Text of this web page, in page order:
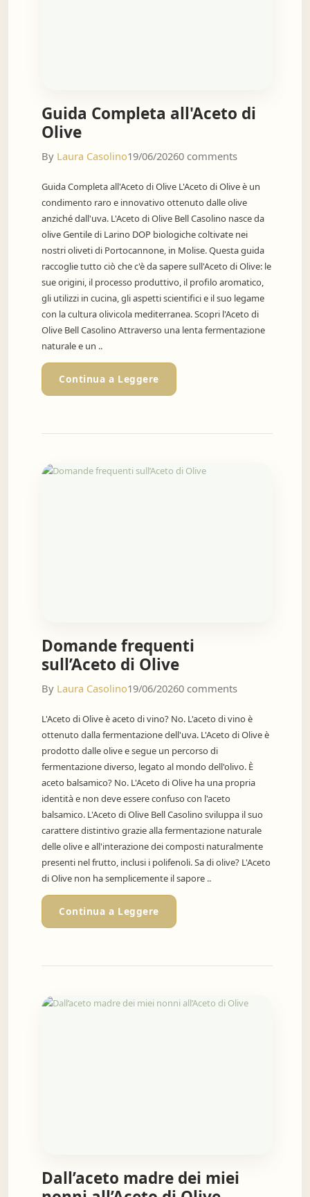
Guida Completa all'Aceto di
Olive
By Laura Casolino19/06/20260 comments
Guida Completa all'Aceto di Olive L'Aceto di Olive è un
condimento raro e innovativo ottenuto dalle olive
anziché dall'uva. L'Aceto di Olive Bell Casolino nasce da
olive Gentile di Larino DOP biologiche coltivate nei
nostri oliveti di Portocannone, in Molise. Questa guida
raccoglie tutto ciò che c'è da sapere sull'Aceto di Olive: le
sue origini, il processo produttivo, il profilo aromatico,
gli utilizzi in cucina, gli aspetti scientifici e il suo legame
con la cultura olivicola mediterranea. Scopri l'Aceto di
Olive Bell Casolino Attraverso una lenta fermentazione
naturale e un ..
Continua a Leggere
Domande frequenti
sull’Aceto di Olive
By Laura Casolino19/06/20260 comments
L'Aceto di Olive è aceto di vino? No. L'aceto di vino è
ottenuto dalla fermentazione dell'uva. L'Aceto di Olive è
prodotto dalle olive e segue un percorso di
fermentazione diverso, legato al mondo dell'olivo. È
aceto balsamico? No. L'Aceto di Olive ha una propria
identità e non deve essere confuso con l'aceto
balsamico. L'Aceto di Olive Bell Casolino sviluppa il suo
carattere distintivo grazie alla fermentazione naturale
delle olive e all'interazione dei composti naturalmente
presenti nel frutto, inclusi i polifenoli. Sa di olive? L'Aceto
di Olive non ha semplicemente il sapore ..
Continua a Leggere
Dall’aceto madre dei miei